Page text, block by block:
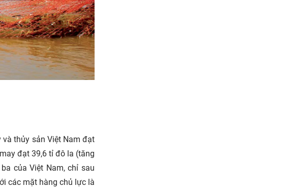
và thủy sản Việt Nam đạt
đạt 39,6 tỉ đô la (tăng
của Việt Nam, chỉ sau
các mặt hàng chủ lực là